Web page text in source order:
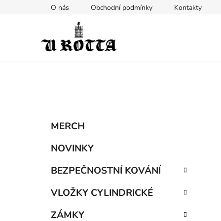
O nás Obchodní podmínky Kontakty
Přeskočit
kategorie
MERCH
NOVINKY
BEZPEČNOSTNÍ KOVÁNÍ
VLOŽKY CYLINDRICKÉ
ZÁMKY